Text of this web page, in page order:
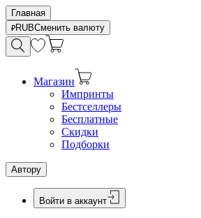
Главная
RUBСменить валюту
Магазин
Импринты
Бестселлеры
Бесплатные
Скидки
Подборки
Автору
Войти в аккаунт